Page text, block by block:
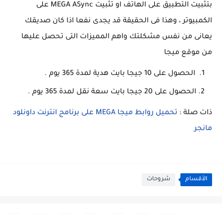
بتثبيت التطبيق على الهاتف او تثبيت MEGA ASync على
الكمبيوتر ، وهذا فى الحقيقة قد يجدى نفعا اذا كان صديقك
يعانى من نفس مشكلتك واهم المميزات التى تحصل عليها
من موقع ميجا
الحصول على 10 جيجا بايت هدية لمدة 365 يوم .
الحصول على 20 جيجا بايت سعة نقل لمدة 365 يوم .
ذات صلة :
تحميل روابط ميجا MEGA على برنامج انترنت داونلود
مانجر
الأقسام شروحات